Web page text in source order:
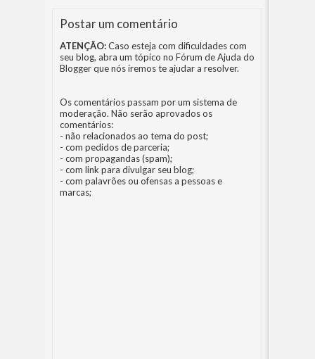
Postar um comentário
ATENÇÃO:Caso esteja com dificuldades com
seu blog, abra um tópico no Fórum de Ajuda do
Bloggerque nós iremos te ajudar a resolver.
Os comentários passam por um sistema de
moderação. Não serão aprovados os
comentários:
- não relacionados ao tema do post;
- com pedidos de parceria;
- com propagandas (spam);
- com link para divulgar seu blog;
- com palavrões ou ofensas a pessoas e
marcas;